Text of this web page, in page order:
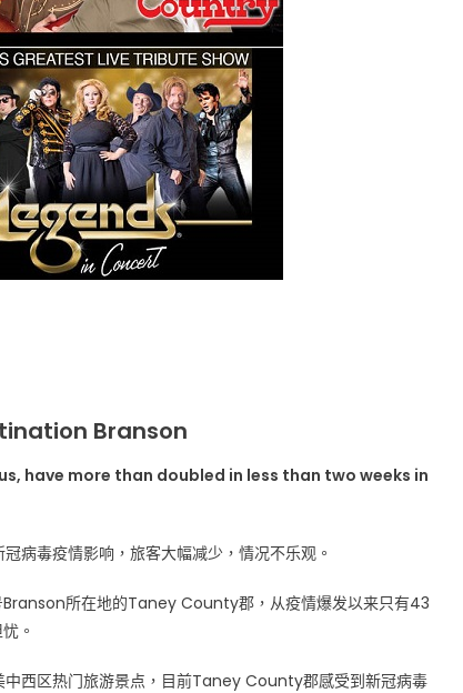
Branson
have more than doubled in less than two weeks in
病毒疫情影响，旅客大幅减少，情况不乐观。
所在地的Taney County郡，从疫情爆发以来只有43
。
西区热门旅游景点，目前Taney County郡感受到新冠病毒
期六 上午
圣路易时报